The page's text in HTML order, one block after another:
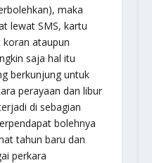
maka
lewat SMS, kartu
ataupun
saja hal itu
berkunjung untuk
perayaan dan libur
di sebagian
bolehnya
tahun baru dan
perkara